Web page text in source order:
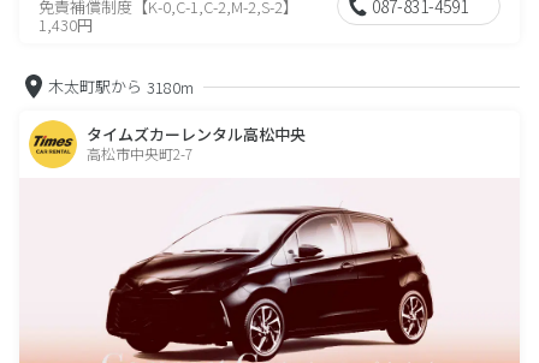
免責補償制度【K-0,C-1,C-2,M-2,S-2】
1,430円
087-831-4591
木太町駅から 3180m
タイムズカーレンタル高松中央
高松市中央町2-7